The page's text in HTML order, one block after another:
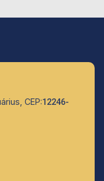
CEP:12246-